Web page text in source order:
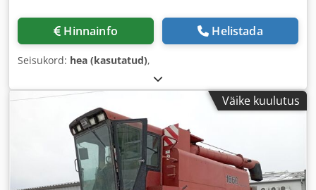
Hinnainfo Helistada
Seisukord: hea (kasutatud),
Väike kuulutus